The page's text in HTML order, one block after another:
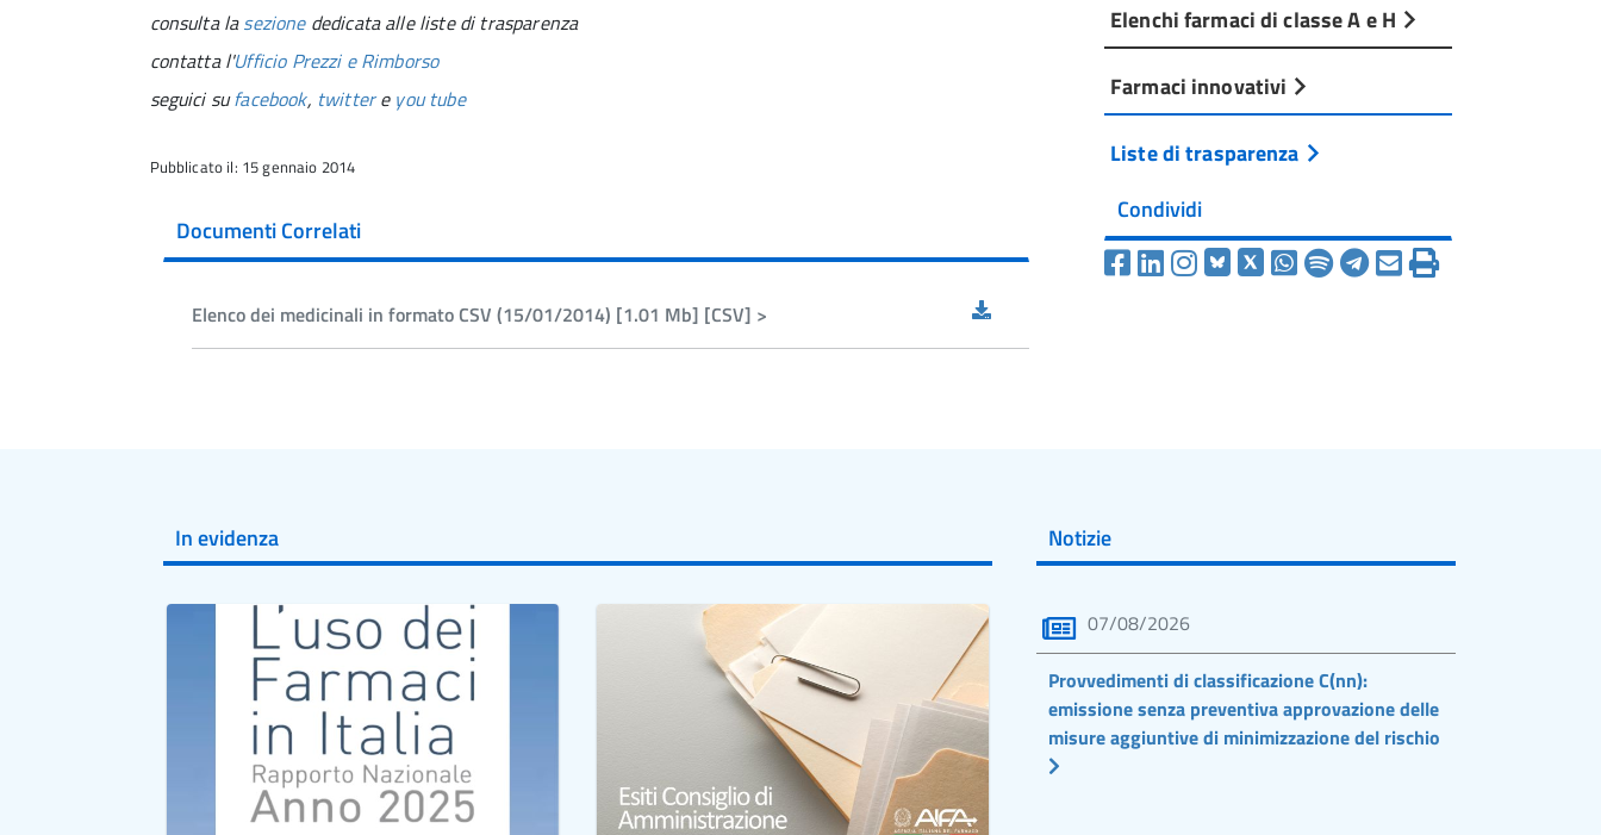
consulta lasezionededicata alle liste di trasparenza
contatta l'Ufficio Prezzi e Rimborso
seguici sufacebook, twittere you tube
Pubblicato il: 15 gennaio 2014
Documenti Correlati
Elenco dei medicinali in formato CSV (15/01/2014) [1.01 Mb] [CSV] >
Elenchi farmaci di classe A e H
Farmaci innovativi
Liste di trasparenza
Condividi
In evidenza Notizie
07/08/2026
Provvedimenti di classificazione C(nn):
emissione senza preventiva approvazione delle
misure aggiuntive di minimizzazione del rischio